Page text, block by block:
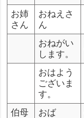
お姉
さん
おねえさ
ん
おねがい
します。
おはよう
ございま
す。
伯母 おば